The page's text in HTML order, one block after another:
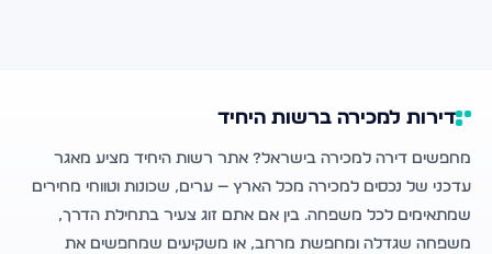
דירות למכירה ברשות היחיד
מחפשים דירה למכירה בישראל? אתר רשות היחיד מציע מאגר
עדכני של נכסים למכירה מכל הארץ — ערים, שכונות וטווחי מחירים
שמתאימים לכל משפחה. בין אם אתם זוג צעיר בתחילת הדרך,
משפחה שגדלה ומחפשת מרחב, או משקיעים שמחפשים את